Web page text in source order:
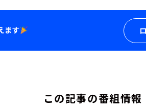
この記事の番組情報